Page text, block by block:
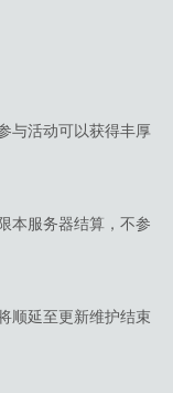
与活动可以获得丰厚
本服务器结算，不参
顺延至更新维护结束